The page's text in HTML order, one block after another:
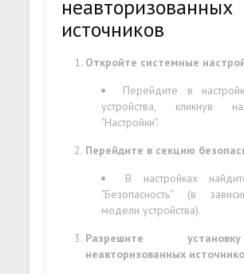
неавторизованных
источников
Откройте системные
Перейдите в
устройства, кликнув
"Настройки".
Перейдите в секцию
В настройках
"Безопасность" (в
модели устройства).
Разрешите
неавторизованных